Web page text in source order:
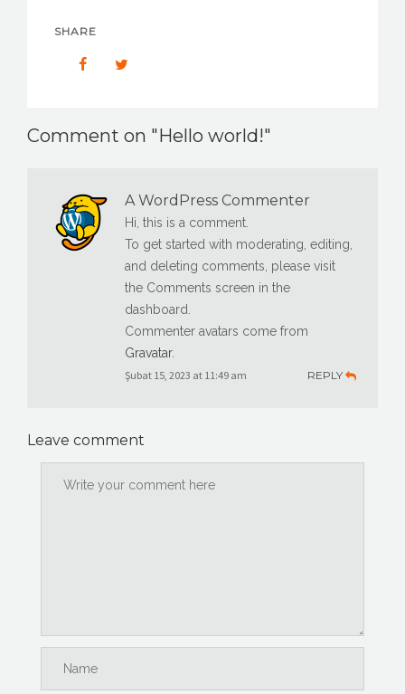
SHARE
Comment on "Hello world!"
A WordPress Commenter
Hi, this is a comment.
To get started with moderating, editing,
and deleting comments, please visit
the Comments screen in the
dashboard.
Commenter avatars come from
Gravatar.
Şubat 15, 2023 at 11:49 am REPLY
Leave comment